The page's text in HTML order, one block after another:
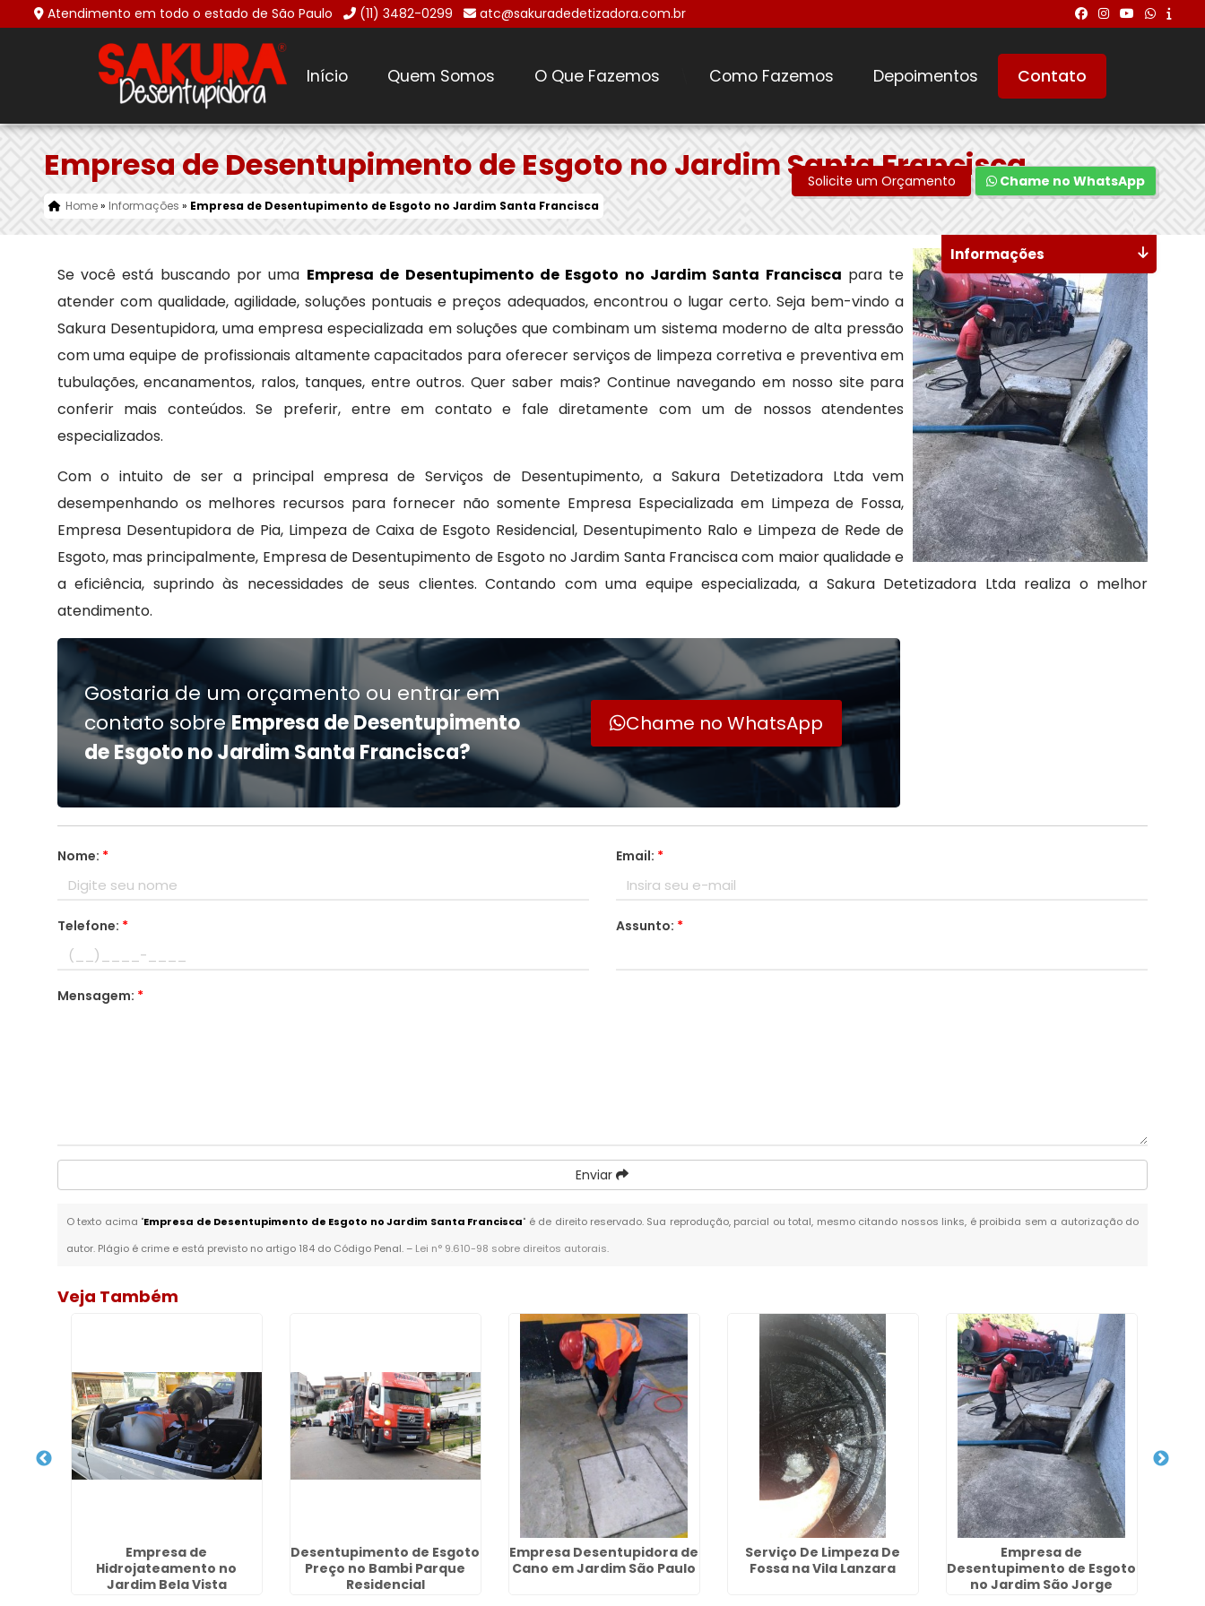
Atendimento em todo o estado de São Paulo (11) 3482-0299 atc@sakuradedetizadora.com.br
Início Quem Somos O Que Fazemos Como Fazemos Depoimentos Contato
Empresa de Desentupimento de Esgoto no Jardim Santa Francisca
Home» Informações » Empresa de Desentupimento de Esgoto no Jardim Santa Francisca
Solicite um Orçamento Chame no WhatsApp
Se você está buscando por uma Empresa de Desentupimento de Esgoto no Jardim Santa Francisca para te
atender com qualidade, agilidade, soluções pontuais e preços adequados, encontrou o lugar certo. Seja bem-vindo a
Sakura Desentupidora, uma empresa especializada em soluções que combinam um sistema moderno de alta pressão
com uma equipe de profissionais altamente capacitados para oferecer serviços de limpeza corretiva e preventiva em
tubulações, encanamentos, ralos, tanques, entre outros. Quer saber mais? Continue navegando em nosso site para
conferir mais conteúdos. Se preferir, entre em contato e fale diretamente com um de nossos atendentes
especializados.
Com o intuito de ser a principal empresa de Serviços de Desentupimento, a Sakura Detetizadora Ltda vem
desempenhando os melhores recursos para fornecer não somente Empresa Especializada em Limpeza de Fossa,
Empresa Desentupidora de Pia, Limpeza de Caixa de Esgoto Residencial, Desentupimento Ralo e Limpeza de Rede de
Esgoto, mas principalmente, Empresa de Desentupimento de Esgoto no Jardim Santa Francisca com maior qualidade e
a eficiência, suprindo às necessidades de seus clientes. Contando com uma equipe especializada, a Sakura Detetizadora Ltda realiza o melhor
atendimento.
Gostaria de um orçamento ou entrar em
contato sobreEmpresa de Desentupimento
de Esgoto no Jardim Santa Francisca?
Chame no WhatsApp
Nome: * Email: *
Telefone: * Assunto: *
Mensagem: *
Enviar
O texto acima "Empresa de Desentupimento de Esgoto no Jardim Santa Francisca" é de direito reservado. Sua reprodução, parcial ou total, mesmo citando nossos links, é proibida sem a autorização do
autor. Plágio é crime e está previsto no artigo 184 do Código Penal. – Lei n° 9.610-98 sobre direitos autorais.
Informações
Veja Também
Empresa de
Hidrojateamento no
Jardim Bela Vista
Desentupimento de Esgoto
Preço no Bambi Parque
Residencial
Empresa Desentupidora de
Cano em Jardim São Paulo
Serviço De Limpeza De
Fossa na Vila Lanzara
Empresa de
Desentupimento de Esgoto
no Jardim São Jorge